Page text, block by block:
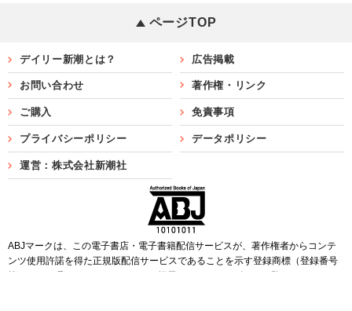
ページTOP
デイリー新潮とは？ 広告掲載
お問い合わせ 著作権・リンク
ご購入 免責事項
プライバシーポリシー データポリシー
運営：株式会社新潮社
ABJマークは、この電子書店・電子書籍配信サービスが、著作権者からコンテ
ンツ使用許諾を得た正規版配信サービスであることを示す登録商標（登録番号